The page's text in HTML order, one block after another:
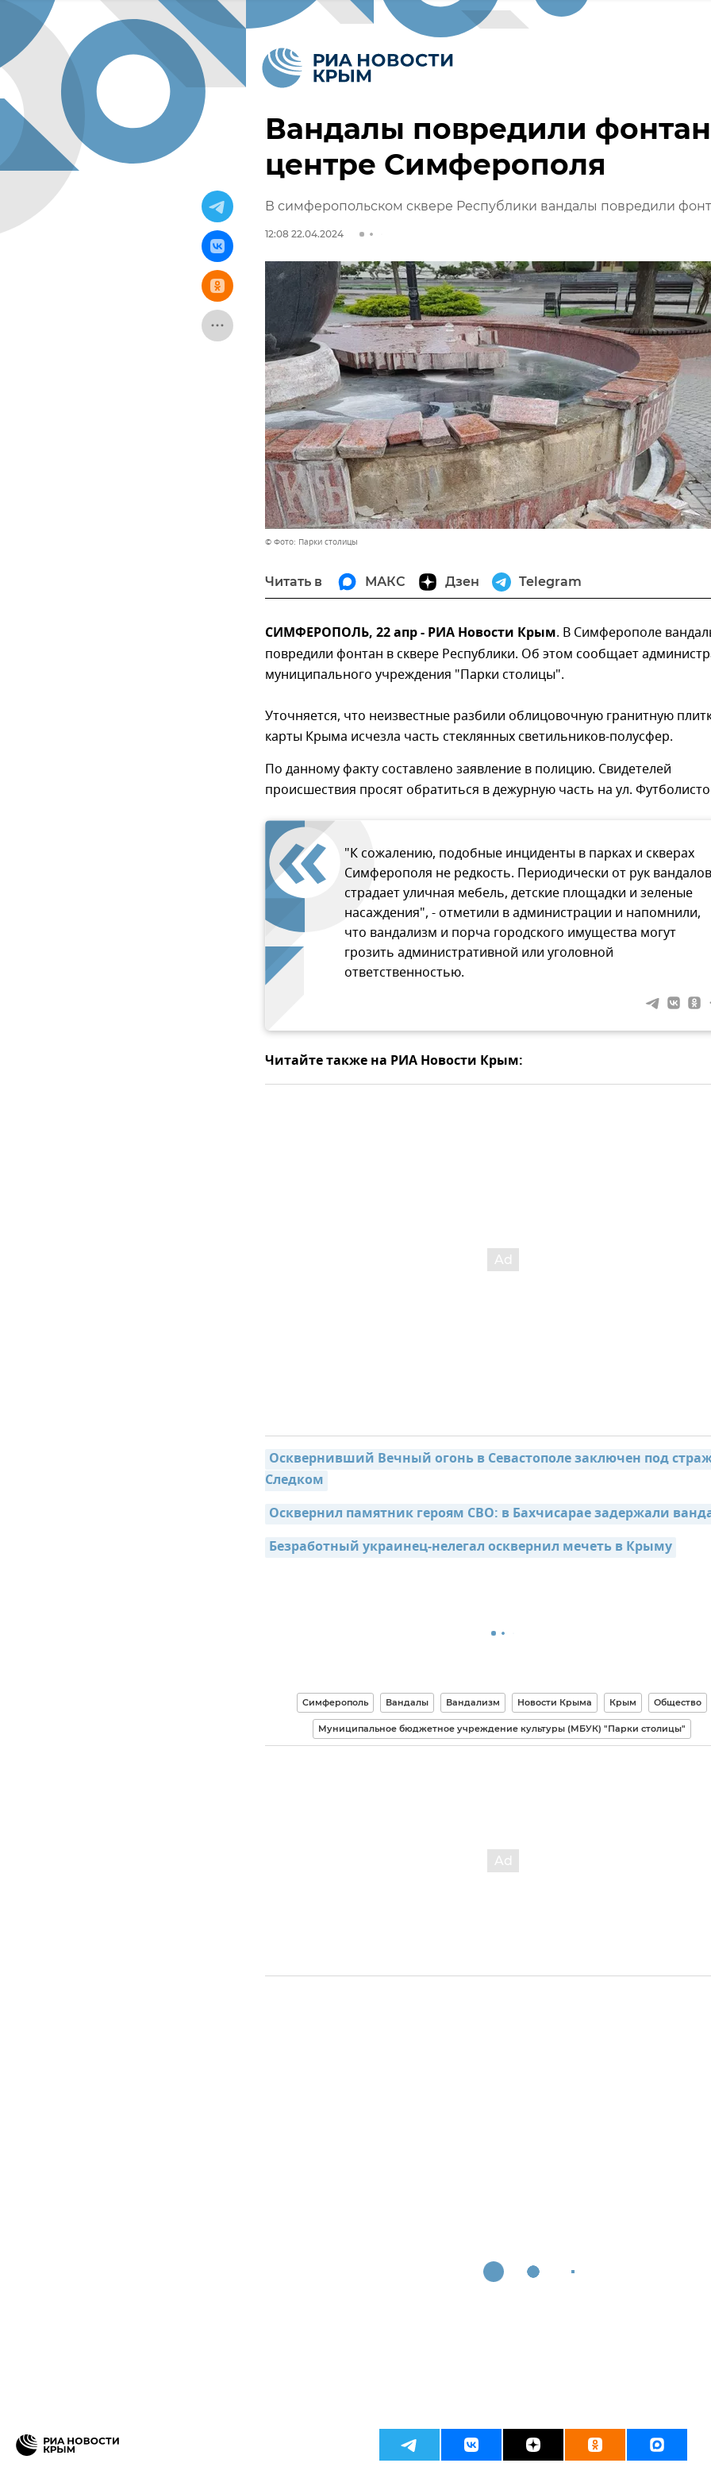
Вандалы повредили
центре Симферополя
В симферопольском сквере Республики вандалы повредили
12:08 22.04.2024
© Фото: Парки столицы
Читать в МАКС Дзен Telegram
СИМФЕРОПОЛЬ, 22 апр - РИА Новости Крым. В Симферополе
повредили фонтан в сквере Республики. Об этом сообщает
муниципального учреждения "Парки столицы".
Уточняется, что неизвестные разбили облицовочную гранитную
карты Крыма исчезла часть стеклянных светильников-полусфер.
По данному факту составлено заявление в полицию. Свидетелей
происшествия просят обратиться в дежурную часть на ул.
"К сожалению, подобные инциденты в парках и скверах
Симферополя не редкость. Периодически от рук вандалов
страдает уличная мебель, детские площадки и зеленые
насаждения", - отметили в администрации и напомнили,
что вандализм и порча городского имущества могут
грозить административной или уголовной
ответственностью.
Читайте также на РИА Новости Крым:
Осквернивший Вечный огонь в Севастополе заключен под
Следком
Осквернил памятник героям СВО: в Бахчисарае задержали
Безработный украинец-нелегал осквернил мечеть в Крыму
Симферополь Вандалы Вандализм Новости Крыма Крым Общество
Муниципальное бюджетное учреждение культуры (МБУК) "Парки столицы"